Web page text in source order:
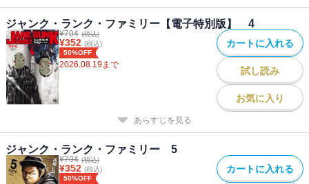
ジャンク・ランク・ファミリー【電子特別版】 4
¥704 (税込)
¥352 (税込)
50%OFF
2026.08.19まで
カートに入れる
試し読み
お気に入り
あらすじを見る
ジャンク・ランク・ファミリー 5
¥704 (税込)
¥352 (税込)
50%OFF
カートに入れる